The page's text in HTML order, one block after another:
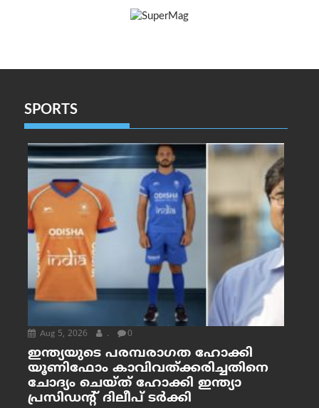
SPORTS
Aug 5, 2026 . 0
ഇന്ത്യയുടെ പരമ്പരാഗത ഹോക്കി
യൂണിഫോം കാവിവത്ക്കരിച്ചതിനെ
ചോദ്യം ചെയ്ത് ഹോക്കി ഇന്ത്യാ
പ്രസിഡന്റ് ദിലീപ് ടര്‍ക്കി